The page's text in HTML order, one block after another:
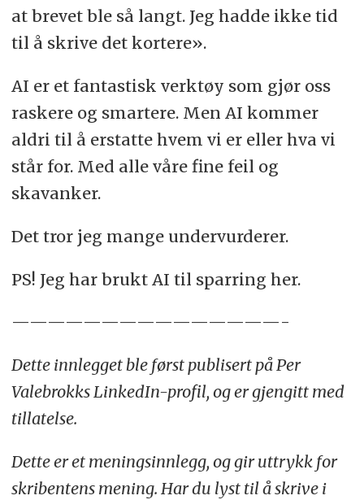
at brevet ble så langt. Jeg hadde ikke tid
til å skrive det kortere».
AI er et fantastisk verktøy som gjør oss
raskere og smartere. Men AI kommer
aldri til å erstatte hvem vi er eller hva vi
står for. Med alle våre fine feil og
skavanker.
Det tror jeg mange undervurderer.
PS! Jeg har brukt AI til sparring her.
———————————————-
Dette innlegget ble først publisert på Per
Valebrokks LinkedIn-profil, og er gjengitt med
tillatelse.
Dette er et meningsinnlegg, og gir uttrykk for
skribentens mening. Har du lyst til å skrive i